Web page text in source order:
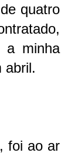
quatro
a minha
abril.
foi ao ar